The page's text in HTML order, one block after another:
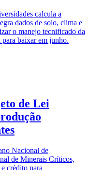
calcula a
dados de solo, clima e
o manejo tecnificado da
baixar em junho.
de Lei
Nacional de
de Minerais Críticos,
crédito para